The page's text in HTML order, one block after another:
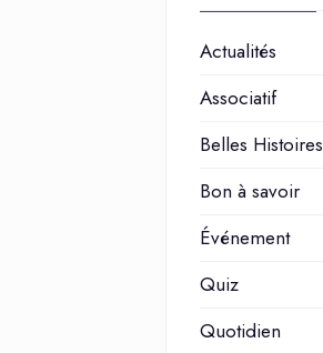
Actualités
Associatif
Belles Histoires
Bon à savoir
Événement
Quiz
Quotidien